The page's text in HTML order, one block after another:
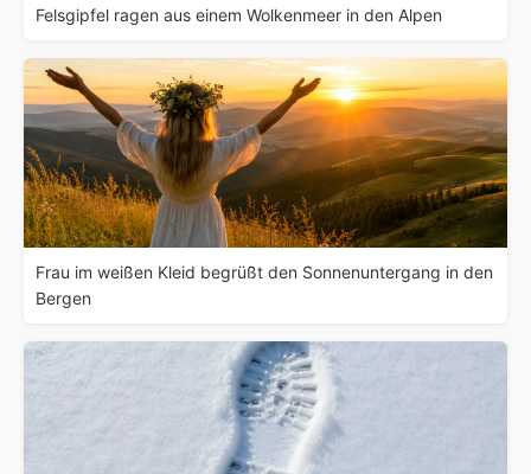
Felsgipfel ragen aus einem Wolkenmeer in den Alpen
Frau im weißen Kleid begrüßt den Sonnenuntergang in den
Bergen